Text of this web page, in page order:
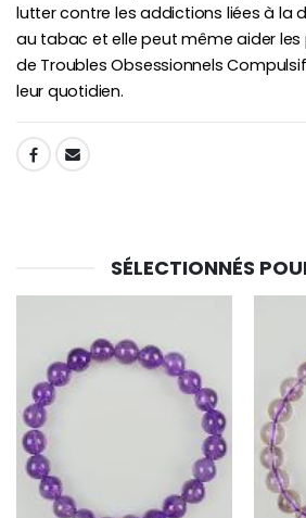
lutter contre les addictions liées à la
au tabac et elle peut même aider
de Troubles Obsessionnels
leur quotidien.
SHARE:
SÉLECTIONNÉS